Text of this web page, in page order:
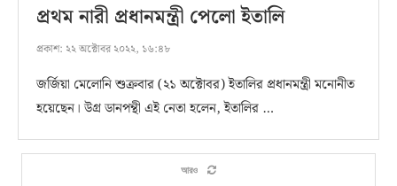
প্রথম নারী প্রধানমন্ত্রী পেলো ইতালি
প্রকাশ: ২২ অক্টোবর ২০২২, ১৬:৪৮
জর্জিয়া মেলোনি শুক্রবার (২১ অক্টোবর) ইতালির প্রধানমন্ত্রী মনোনীত
হয়েছেন। উগ্র ডানপন্থী এই নেতা হলেন, ইতালির …
আরও